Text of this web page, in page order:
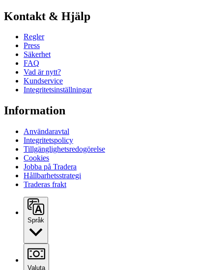
Kontakt & Hjälp
Regler
Press
Säkerhet
FAQ
Vad är nytt?
Kundservice
Integritetsinställningar
Information
Användaravtal
Integritetspolicy
Tillgänglighetsredogörelse
Cookies
Jobba på Tradera
Hållbarhetsstrategi
Traderas frakt
Språk
Valuta